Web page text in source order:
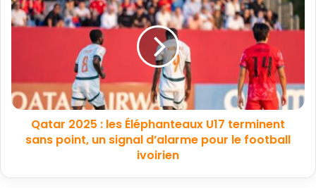
Qatar 2025 : les Éléphanteaux U17 terminent
sans point, un signal d’alarme pour le football
ivoirien